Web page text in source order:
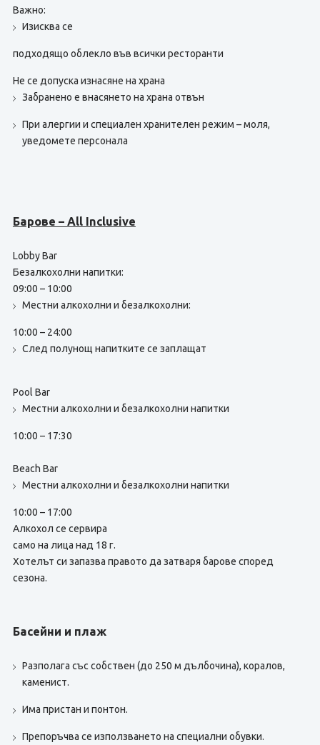
Важно:
Изисква се
подходящо облекло във всички ресторанти
Не се допуска изнасяне на храна
Забранено е внасянето на храна отвън
При алергии и специален хранителен режим – моля,
уведомете персонала
Барове – All Inclusive
Lobby Bar
Безалкохолни напитки:
09:00 – 10:00
Местни алкохолни и безалкохолни:
10:00 – 24:00
След полунощ напитките се заплащат
Pool Bar
Местни алкохолни и безалкохолни напитки
10:00 – 17:30
Beach Bar
Местни алкохолни и безалкохолни напитки
10:00 – 17:00
Алкохол се сервира
само на лица над 18 г.
Хотелът си запазва правото да затваря барове според
сезона.
Басейни и плаж
Разполага със собствен (до 250 м дълбочина), коралов,
каменист.
Има пристан и понтон.
Препоръчва се използването на специални обувки.